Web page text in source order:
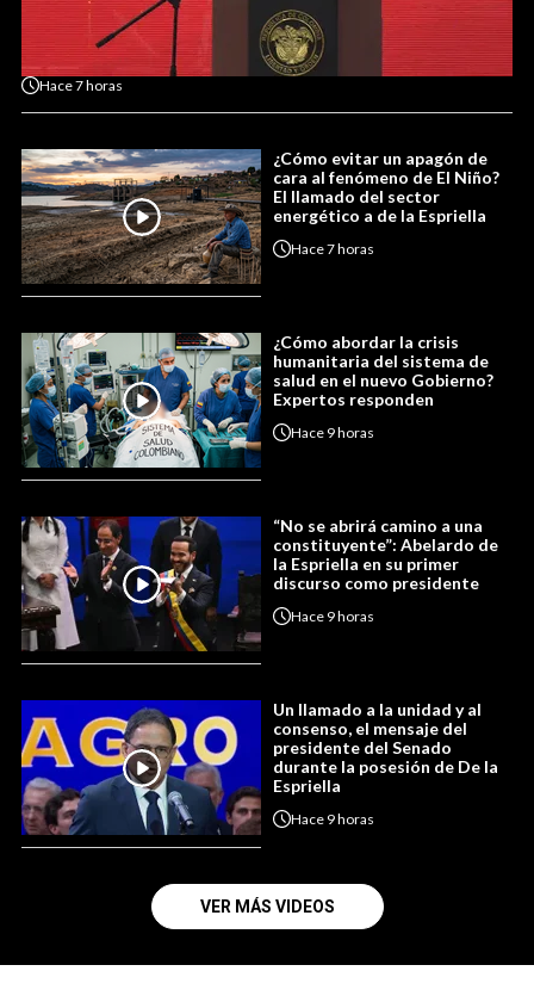
Hace7 horas
¿Cómo evitar un apagón de
cara al fenómeno de El Niño?
El llamado del sector
energético a de la Espriella
Hace7 horas
¿Cómo abordar la crisis
humanitaria del sistema de
salud en el nuevo Gobierno?
Expertos responden
Hace 9 horas
“No se abrirá camino a una
constituyente”: Abelardo de
la Espriella en su primer
discurso como presidente
Hace 9 horas
Un llamado a la unidad y al
consenso, el mensaje del
presidente del Senado
durante la posesión de De la
Espriella
Hace 9 horas
VER MÁS VIDEOS